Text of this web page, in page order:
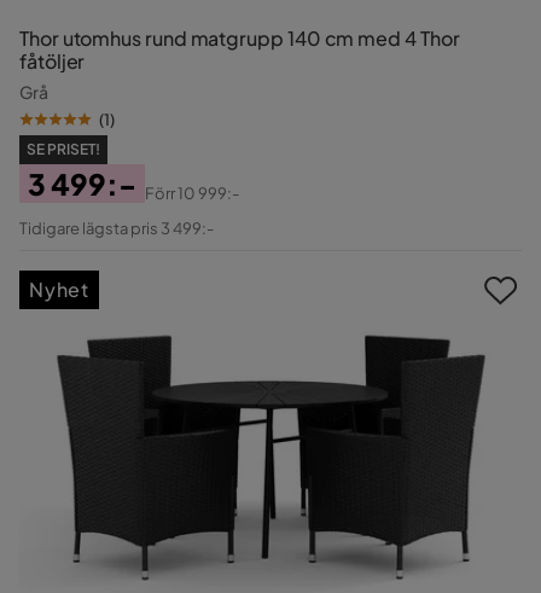
Thor utomhus rund matgrupp 140 cm med 4 Thor
fåtöljer
Grå
(1)
SE PRISET!
Pris
3 499:-
Original
Förr10 999:-
Tidigare lägsta pris 3 499:-
Nyhet